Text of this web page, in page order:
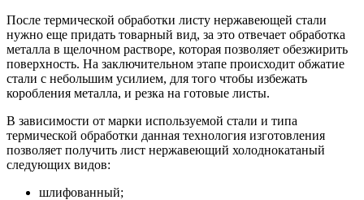
После термической обработки листу нержавеющей стали
нужно еще придать товарный вид, за это отвечает обработка
металла в щелочном растворе, которая позволяет обезжирить
поверхность. На заключительном этапе происходит обжатие
стали с небольшим усилием, для того чтобы избежать
коробления металла, и резка на готовые листы.
В зависимости от марки используемой стали и типа
термической обработки данная технология изготовления
позволяет получить лист нержавеющий холоднокатаный
следующих видов:
шлифованный;